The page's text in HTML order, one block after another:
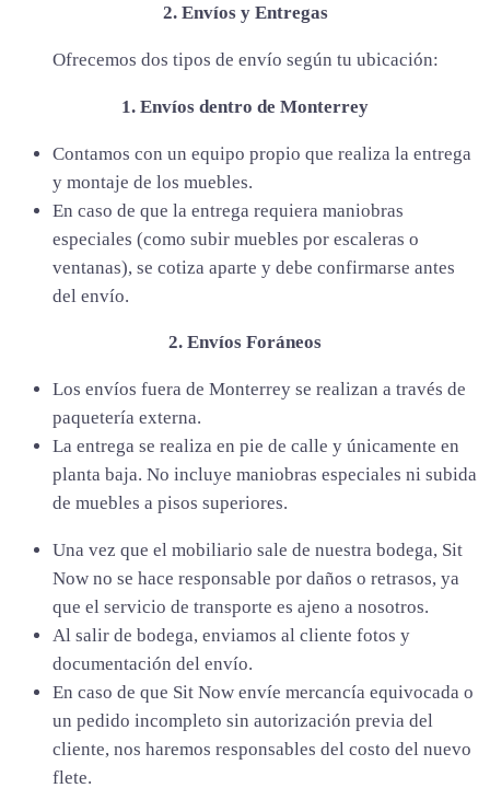
2. Envíos y Entregas
Ofrecemos dos tipos de envío según tu ubicación:
1. Envíos dentro de Monterrey
Contamos con un equipo propio que realiza la entrega
y montaje de los muebles.
En caso de que la entrega requiera maniobras
especiales (como subir muebles por escaleras o
ventanas), se cotiza aparte y debe confirmarse antes
del envío.
2. Envíos Foráneos
Los envíos fuera de Monterrey se realizan a través de
paquetería externa.
La entrega se realiza en pie de calle y únicamente en
planta baja. No incluye maniobras especiales ni subida
de muebles a pisos superiores.
Una vez que el mobiliario sale de nuestra bodega, Sit
Now no se hace responsable por daños o retrasos, ya
que el servicio de transporte es ajeno a nosotros.
Al salir de bodega, enviamos al cliente fotos y
documentación del envío.
En caso de que Sit Now envíe mercancía equivocada o
un pedido incompleto sin autorización previa del
cliente, nos haremos responsables del costo del nuevo
flete.